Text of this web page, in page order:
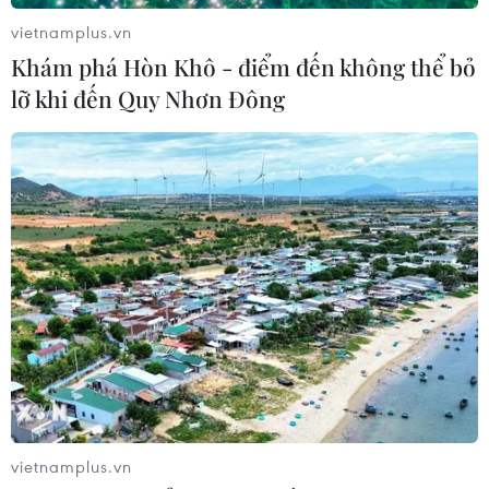
Tổng Biên tập: TRẦN TIẾN DUẨN
Phó Tổng Biên tập: NGUYỄN THỊ TÁM, KHÚC THANH
THỦY
Sở hữu trí tuệ
Quy định sử dụng
RSS
Hỗ trợ
Ngôn ngữ
TTXVN
Dịch vụ tin
Quảng cáo
Liên hệ
vietnamplus.vn
Khám phá Hòn Khô - điểm đến không thể bỏ
lỡ khi đến Quy Nhơn Đông
vietnamplus.vn